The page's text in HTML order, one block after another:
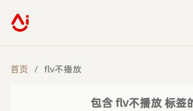
首页 flv不播放
包含 flv不播放 标签